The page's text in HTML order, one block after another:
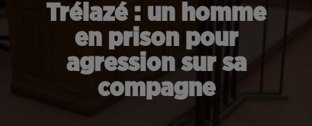
Trélazé : un homme
en prison pour
agression sur sa
compagne